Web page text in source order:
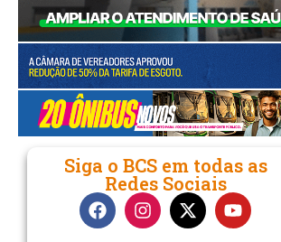
Siga o BCS em todas as
Redes Sociais